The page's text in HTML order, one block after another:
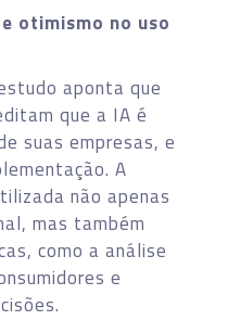
otimismo no uso
aponta que
que a IA é
suas empresas, e
A
não apenas
mas também
como a análise
e